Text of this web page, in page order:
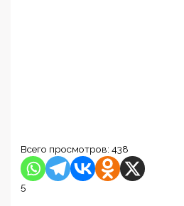
Всего просмотров: 438
5